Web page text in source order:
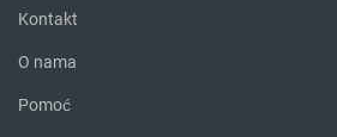
Kontakt
O nama
Pomoć